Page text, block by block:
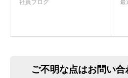
社員ブログ
最
ご不明な点はお問い合